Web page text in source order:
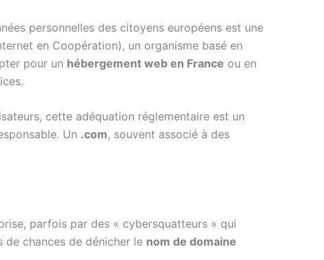
personnelles des citoyens européens est une
en Coopération), un organisme basé en
pour un hébergement web en France ou en
cette adéquation réglementaire est un
Un .com, souvent associé à des
parfois par des « cybersquatteurs » qui
chances de dénicher le nom de domaine